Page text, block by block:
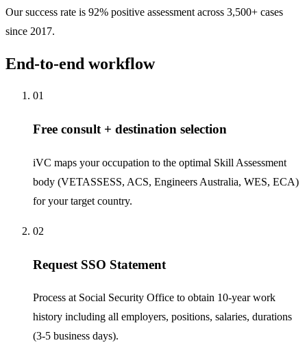
Our success rate is 92% positive assessment across 3,500+ cases
since 2017.
End-to-end workflow
01
Free consult + destination selection
iVC maps your occupation to the optimal Skill Assessment
body (VETASSESS, ACS, Engineers Australia, WES, ECA)
for your target country.
02
Request SSO Statement
Process at Social Security Office to obtain 10-year work
history including all employers, positions, salaries, durations
(3-5 business days).